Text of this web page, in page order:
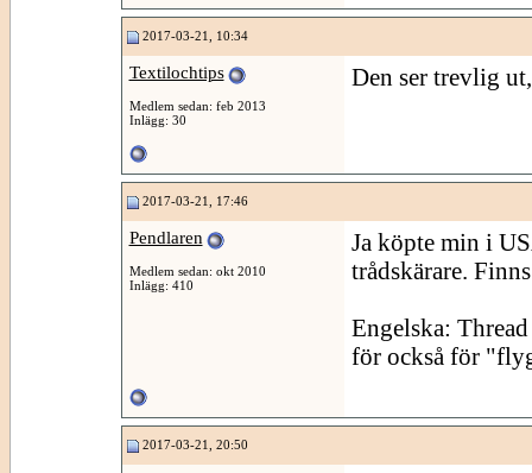
2017-03-21, 10:34
Textilochtips
Medlem sedan: feb 2013
Inlägg: 30
Den ser trevlig
2017-03-21, 17:46
Pendlaren
Medlem sedan: okt 2010
Inlägg: 410
Ja köpte min i
trådskärare.
Engelska:
för också för
2017-03-21, 20:50